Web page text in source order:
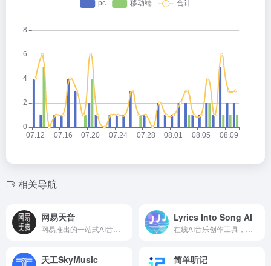
相关导航
网易天音 Lyrics Into Song AI
天工SkyMusic 简单听记